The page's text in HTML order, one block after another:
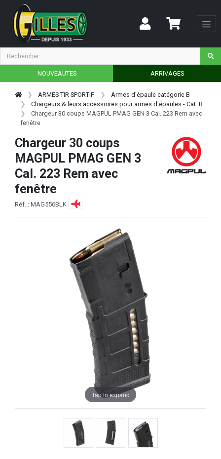
NOUVEAUTES ARRIVAGES
ARMES TIR SPORTIF
Armes d'épaule catégorie B
Chargeurs & leurs accessoires pour armes d'épaules - Cat. B
Chargeur 30 coups MAGPUL PMAG GEN 3 Cal. 223 Rem avec
fenêtre
Chargeur 30 coups
MAGPUL PMAG GEN 3
Cal. 223 Rem avec
fenêtre
Réf. : MAG556BLK
Tap to expand